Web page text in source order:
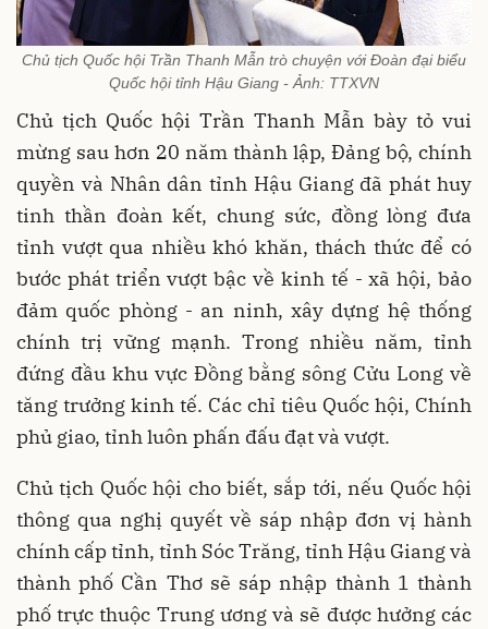
Chủ tịch Quốc hội Trần Thanh Mẫn trò chuyện với Đoàn đại biểu
Quốc hội tỉnh Hậu Giang - Ảnh: TTXVN
Chủ tịch Quốc hội Trần Thanh Mẫn bày tỏ vui
mừng sau hơn 20 năm thành lập, Đảng bộ, chính
quyền và Nhân dân tỉnh Hậu Giang đã phát huy
tinh thần đoàn kết, chung sức, đồng lòng đưa
tỉnh vượt qua nhiều khó khăn, thách thức để có
bước phát triển vượt bậc về kinh tế - xã hội, bảo
đảm quốc phòng - an ninh, xây dựng hệ thống
chính trị vững mạnh. Trong nhiều năm, tỉnh
đứng đầu khu vực Đồng bằng sông Cửu Long về
tăng trưởng kinh tế. Các chỉ tiêu Quốc hội, Chính
phủ giao, tỉnh luôn phấn đấu đạt và vượt.
Chủ tịch Quốc hội cho biết, sắp tới, nếu Quốc hội
thông qua nghị quyết về sáp nhập đơn vị hành
chính cấp tỉnh, tỉnh Sóc Trăng, tỉnh Hậu Giang và
thành phố Cần Thơ sẽ sáp nhập thành 1 thành
phố trực thuộc Trung ương và sẽ được hưởng các